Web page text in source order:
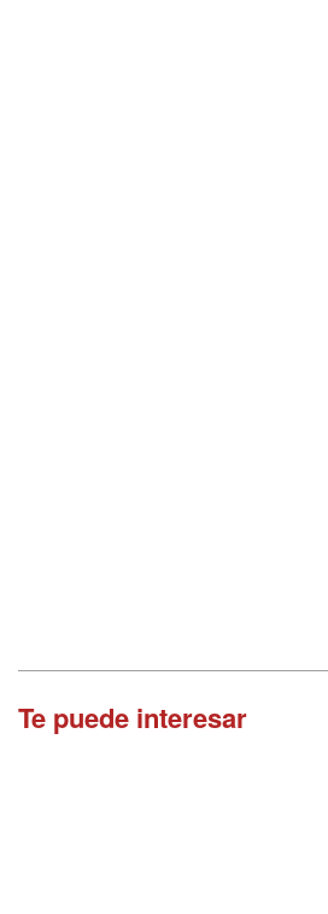
Te puede interesar